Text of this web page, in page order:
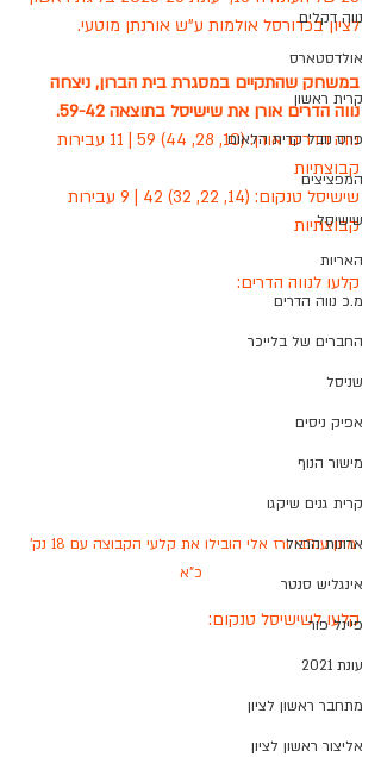
נווה דקלים
אולדסטארס
קרית ראשון
פרס נובל קרית הלאום
המפציצים
שישיסל
האריות
מ.כ נווה הדרים
החברים של בלייכר
שניסל
אפיק ניסים
מישור הנוף
קרית גנים שיקגו
ארונות הראל
אינגליש סנטר
פיינל פור
עונת 2021
מתחבר ראשון לציון
אליצור ראשון לציון
לציון בכדורסל אולמות ע"ש אורנתן מוטעי.
במשחק שהתקיים במסגרת בית הברון, ניצחה
נווה הדרים אורן את שישיסל בתוצאה 59-42.
נווה הדרים אורן: (10, 28, 44) 59 | 11 עבירות
קבוצתיות
שישיסל טנקום: (14, 22, 32) 42 | 9 עבירות
קבוצתיות
קלעו לנווה הדרים:
מתן ענתבי ורז אלי הובילו את קלעי הקבוצה עם 18 נק'
כ"א
קלעו לשישיסל טנקום: